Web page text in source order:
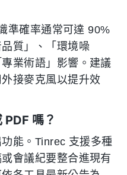
準確率通常可達 90%
質」、「環境噪
業術語」影響。建議
接麥克風以提升效
嗎？
能。Tinrec 支援多種
會議紀要整合進現有